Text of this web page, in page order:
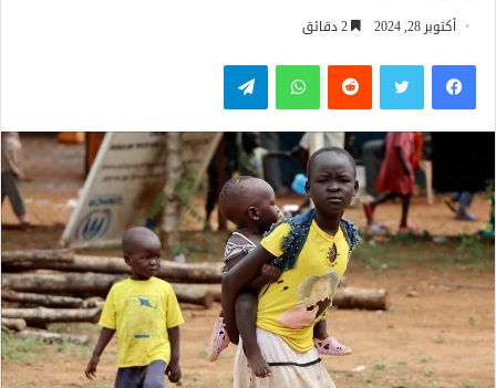
أكتوبر 28, 2024
فيسبوكتويتر واتساب تيلقرام